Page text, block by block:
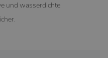
und wasserdichte